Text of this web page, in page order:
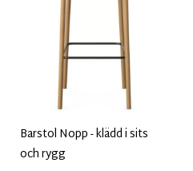
Barstol Nopp - klädd i sits
och rygg